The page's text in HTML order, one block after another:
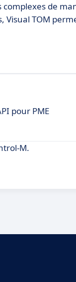
de
TOM
pour PME
M.